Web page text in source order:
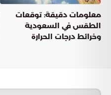
معلومات دقيقة: توقعات
الطقس في السعودية
وخرائط درجات الحرارة